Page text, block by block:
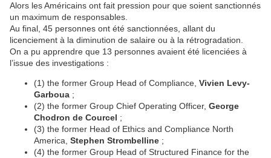
Alors les Américains ont fait pression pour que soient sanctionnés
un maximum de responsables.
Au final, 45 personnes ont été sanctionnées, allant du
licenciement à la diminution de salaire ou à la rétrogradation.
On a pu apprendre que 13 personnes avaient été licenciées à
l’issue des investigations :
(1) the former Group Head of Compliance, Vivien Levy-
Garboua ;
(2) the former Group Chief Operating Officer, George
Chodron de Courcel ;
(3) the former Head of Ethics and Compliance North
America, Stephen Strombelline ;
(4) the former Group Head of Structured Finance for the